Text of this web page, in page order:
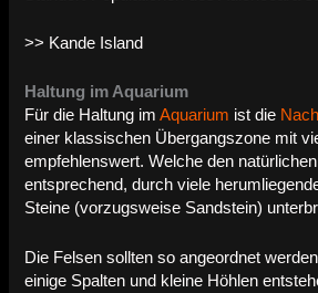
>> Kande Island
Haltung im Aquarium
Für die Haltung imAquarium ist die
einer klassischen Übergangszone mit
empfehlenswert. Welche den
entsprechend, durch viele
Steine (vorzugsweise Sandstein)
Die Felsen sollten so angeordnet
einige Spalten und kleine Höhlen